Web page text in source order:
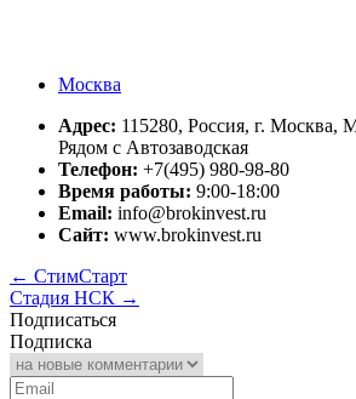
Москва
Адрес: 115280, Россия, г. Москва,
Рядом с Автозаводская
Телефон: +7(495) 980-98-80
Время работы: 9:00-18:00
Email: info@brokinvest.ru
Сайт: www.brokinvest.ru
← СтимСтарт
Стадия НСК →
Подписаться
Подписка